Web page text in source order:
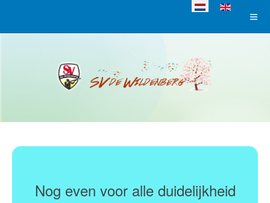
Selecteer de taal
Nog even voor alle duidelijkheid